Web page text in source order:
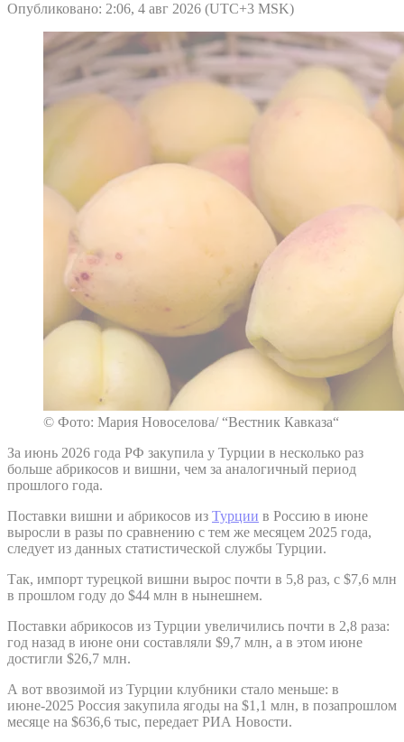
Опубликовано: 2:06, 4 авг 2026 (UTC+3 MSK)
© Фото: Мария Новоселова/ “Вестник Кавказа“
За июнь 2026 года РФ закупила у Турции в несколько раз
больше абрикосов и вишни, чем за аналогичный период
прошлого года.
Поставки вишни и абрикосов из Турции в Россию в июне
выросли в разы по сравнению с тем же месяцем 2025 года,
следует из данных статистической службы Турции.
Так, импорт турецкой вишни вырос почти в 5,8 раз, с $7,6 млн
в прошлом году до $44 млн в нынешнем.
Поставки абрикосов из Турции увеличились почти в 2,8 раза:
год назад в июне они составляли $9,7 млн, а в этом июне
достигли $26,7 млн.
А вот ввозимой из Турции клубники стало меньше: в
июне-2025 Россия закупила ягоды на $1,1 млн, в позапрошлом
месяце на $636,6 тыс, передает РИА Новости.